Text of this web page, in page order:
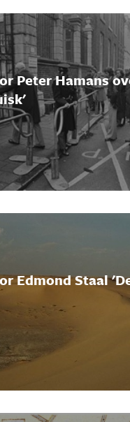
Peter Hamans
Edmond Staal